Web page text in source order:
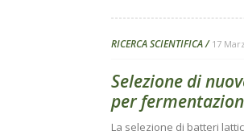
RICERCA SCIENTIFICA 17
Selezione di
per
La selezione di batteri